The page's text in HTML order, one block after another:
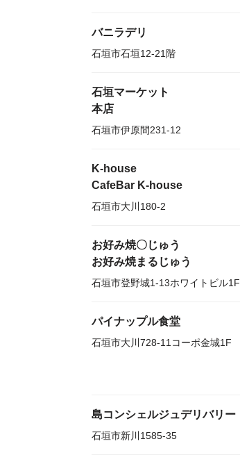
バニラデリ
石垣市石垣12-21階
石垣マーケット
本店
石垣市伊原間231-12
K-house
CafeBar K-house
石垣市大川180-2
お好み焼〇じゅう
お好み焼まるじゅう
石垣市登野城1-13ホワイトビル1F
パイナップル食堂
石垣市大川728-11コーポ金城1F
島コンシェルジュデリバリー
石垣市新川1585-35